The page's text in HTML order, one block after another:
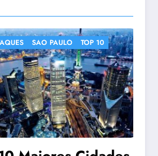
DESTAQUES
IMAGENS CURIOSAS
NOTICIAS CURIOSAS